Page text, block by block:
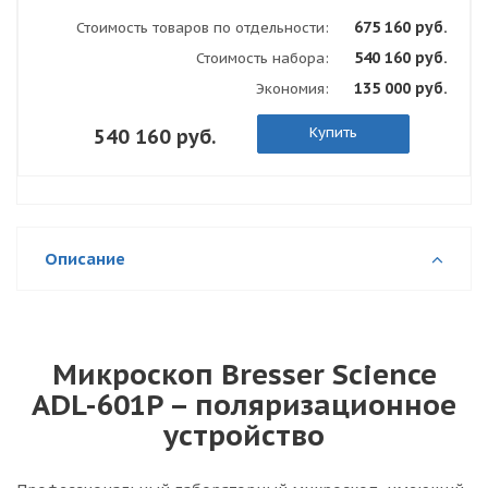
Стоимость товаров по отдельности: 675 160 руб.
Стоимость набора: 540 160 руб.
Экономия: 135 000 руб.
540 160 руб. Купить
Описание
Микроскоп Bresser Science
ADL-601P – поляризационное
устройство